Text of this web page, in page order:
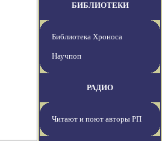
БИБЛИОТЕКИ
Библиотека Хроноса
Научпоп
РАДИО
Читают и поют авторы РП